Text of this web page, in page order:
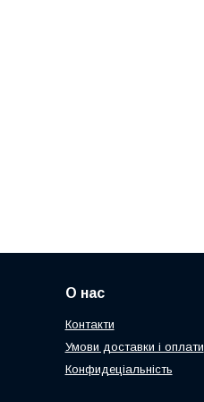
О нас
Контакти
Умови доставки і оплати
Конфидеціальність